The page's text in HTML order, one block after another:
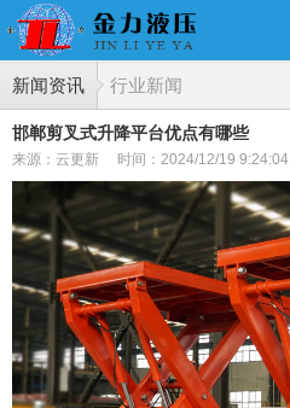
新闻资讯 行业新闻
邯郸剪叉式升降平台优点有哪些
来源：云更新 时间：2024/12/19 9:24:04